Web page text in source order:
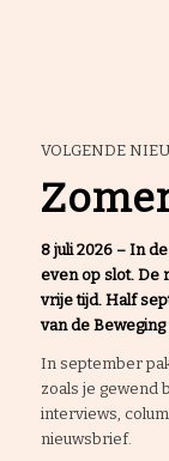
VOLGENDE
8 juli 2026 – In
even op slot. De
vrije tijd. Half
van de
In september
zoals je gewend
interviews,
nieuwsbrief.